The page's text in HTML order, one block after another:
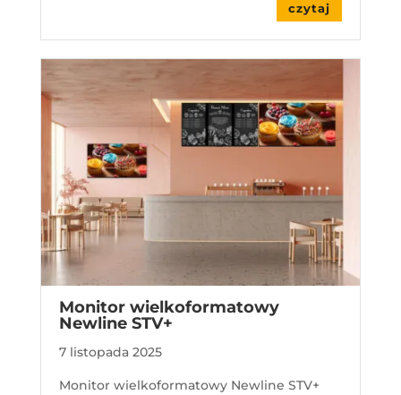
czytaj
Monitor wielkoformatowy
Newline STV+
7 listopada 2025
Monitor wielkoformatowy Newline STV+